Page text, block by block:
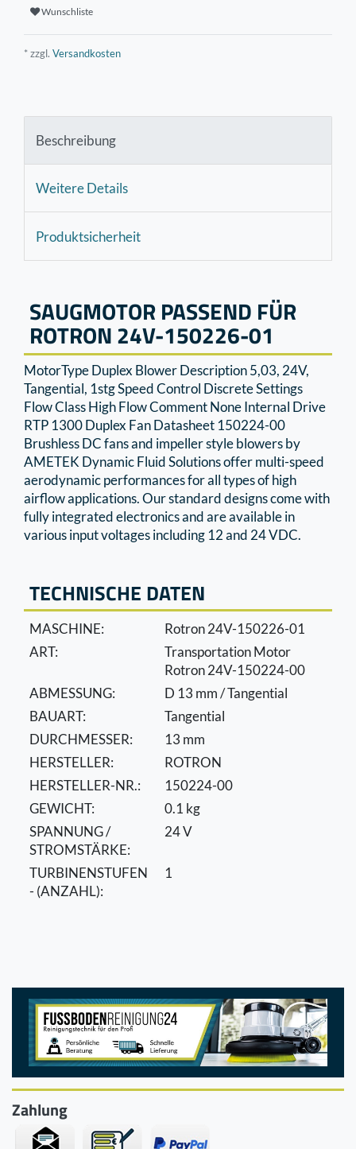
Wunschliste
* zzgl. Versandkosten
Beschreibung
Weitere Details
Produktsicherheit
SAUGMOTOR PASSEND FÜR
ROTRON 24V-150226-01
MotorType Duplex Blower Description 5,03, 24V,
Tangential, 1stg Speed Control Discrete Settings
Flow Class High Flow Comment None Internal Drive
RTP 1300 Duplex Fan Datasheet 150224-00
Brushless DC fans and impeller style blowers by
AMETEK Dynamic Fluid Solutions offer multi-speed
aerodynamic performances for all types of high
airflow applications. Our standard designs come with
fully integrated electronics and are available in
various input voltages including 12 and 24 VDC.
TECHNISCHE DATEN
MASCHINE:
Rotron 24V-150226-01
ART:
Transportation Motor
Rotron 24V-150224-00
ABMESSUNG:
D 13 mm / Tangential
BAUART:
Tangential
DURCHMESSER:
13 mm
HERSTELLER:
ROTRON
HERSTELLER-NR.:
150224-00
GEWICHT:
0.1 kg
SPANNUNG /
STROMSTÄRKE:
24 V
TURBINENSTUFEN
- (ANZAHL):
1
Zahlung